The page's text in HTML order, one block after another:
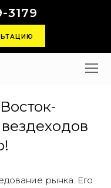
3179
рынка. Его